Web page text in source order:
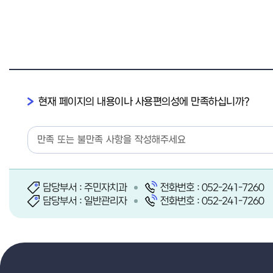
현재 페이지의 내용이나 사용편의성에 만족하십니까?
담당부서 : 주민자치과 전화번호 : 052-241-7260
담당부서 : 일반관리자
전화번호 : 052-241-7260